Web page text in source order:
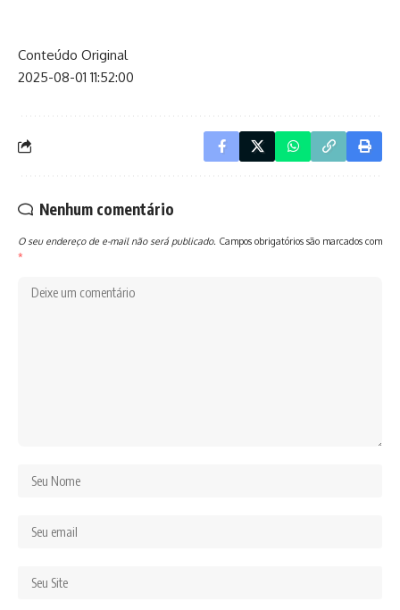
Conteúdo Original
2025-08-01 11:52:00
Nenhum comentário
O seu endereço de e-mail não será publicado. Campos obrigatórios são marcados com
*